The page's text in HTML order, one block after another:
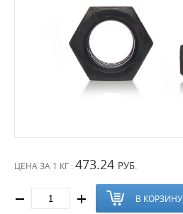
ЦЕНА ЗА 1 КГ : 473.24 РУБ.
В КОРЗИНУ